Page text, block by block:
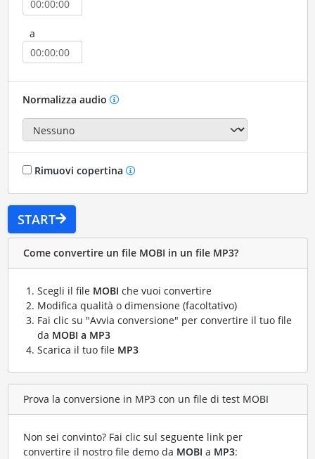
a
Normalizza audio
Rimuovi copertina
START
Come convertire un file MOBI in un file MP3?
Scegli il file MOBI che vuoi convertire
Modifica qualità o dimensione (facoltativo)
Fai clic su "Avvia conversione" per convertire il tuo file
da MOBI a MP3
Scarica il tuo file MP3
Prova la conversione in MP3 con un file di test MOBI
Non sei convinto? Fai clic sul seguente link per
convertire il nostro file demo da MOBI a MP3: